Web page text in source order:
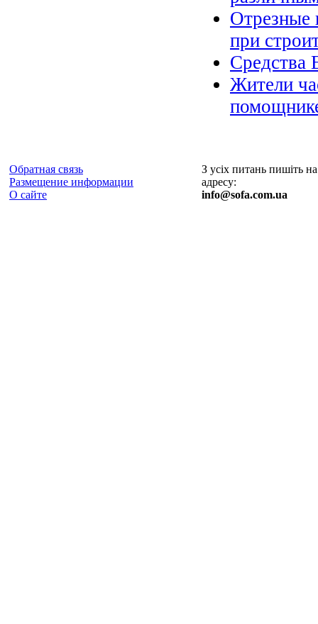
Отрезные
при
Средства
Жители
Обратная связь
Размещение информации
О сайте
З усіх питань пишіть на
адресу:
info@sofa.com.ua